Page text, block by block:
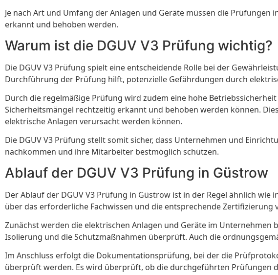
Je nach Art und Umfang der Anlagen und Geräte müssen die
erkannt und behoben werden.
Warum ist die DGUV V3 Prüfung wichtig?
Die DGUV V3 Prüfung spielt eine entscheidende Rolle bei der
Durchführung der Prüfung hilft, potenzielle Gefährdungen durch
Durch die regelmäßige Prüfung wird zudem eine hohe
Sicherheitsmängel rechtzeitig erkannt und behoben werden können.
elektrische Anlagen verursacht werden können.
Die DGUV V3 Prüfung stellt somit sicher, dass Unternehmen und
nachkommen und ihre Mitarbeiter bestmöglich schützen.
Ablauf der DGUV V3 Prüfung in Güstrow
Der Ablauf der DGUV V3 Prüfung in Güstrow ist in der Regel ähnlich
über das erforderliche Fachwissen und die entsprechende Zertifizierung
Zunächst werden die elektrischen Anlagen und Geräte im
Isolierung und die Schutzmaßnahmen überprüft. Auch die
Im Anschluss erfolgt die Dokumentationsprüfung, bei der die
überprüft werden. Es wird überprüft, ob die durchgeführten Prüfungen